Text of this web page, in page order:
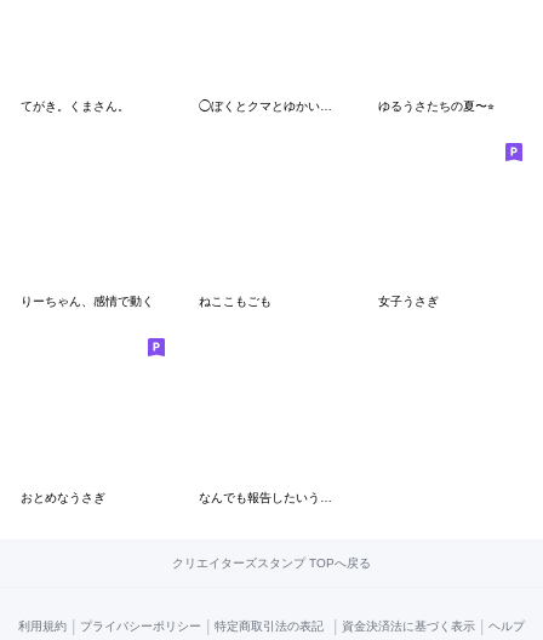
てがき。くまさん。 ゆるうさたちの夏〜⭐︎
りーちゃん、感情で動く ねここもごも 女子うさぎ
おとめなうさぎ
クリエイターズスタンプ TOPへ戻る
利用規約 | プライバシーポリシー | 特定商取引法の表記 | 資金決済法に基づく表示 | ヘルプ